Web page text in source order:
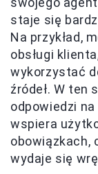
staje się
Na przykład,
obsługi
wykorzystać
źródeł. W ten
odpowiedzi
wspiera
obowiązkach,
wydaje się